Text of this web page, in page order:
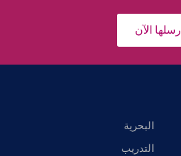
أرسلها الآن
البحرية
التدريب